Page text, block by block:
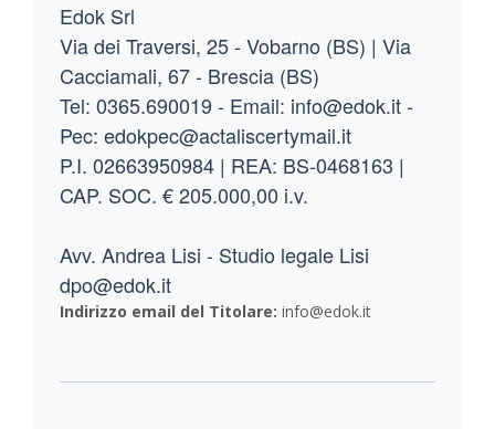
Edok Srl
Via dei Traversi, 25 - Vobarno (BS) | Via
Cacciamali, 67 - Brescia (BS)
Tel: 0365.690019 - Email: info@edok.it -
Pec: edokpec@actaliscertymail.it
P.I. 02663950984 | REA: BS-0468163 |
CAP. SOC. € 205.000,00 i.v.
Avv. Andrea Lisi - Studio legale Lisi
dpo@edok.it
Indirizzo email del Titolare: info@edok.it